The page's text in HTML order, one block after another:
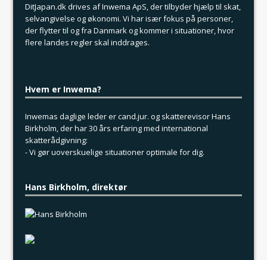
DitJapan.dk drives af Inwema ApS, der tilbyder hjælp til skat,
selvangivelse og økonomi. Vi har især fokus på personer,
der flytter til og fra Danmark og kommer i situationer, hvor
flere landes regler skal inddrages.
Hvem er Inwema?
Inwemas daglige leder er cand.jur. og skatterevisor Hans
Birkholm, der har 30 års erfaring med international
skatterådgivning:
- Vi gør uoverskuelige situationer optimale for dig.
Hans Birkholm, direktør